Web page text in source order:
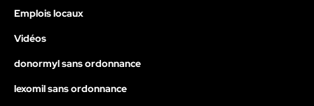
Emplois locaux
Vidéos
donormyl sans ordonnance
lexomil sans ordonnance